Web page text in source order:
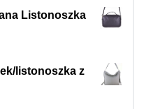
Listonoszka
listonoszka z